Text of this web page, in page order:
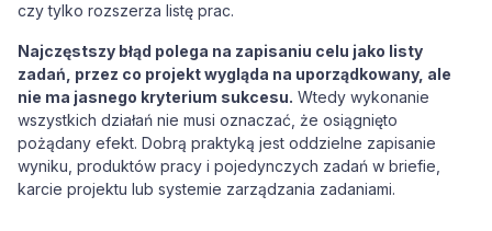
czy tylko rozszerza listę prac.
Najczęstszy błąd polega na zapisaniu celu jako listy
zadań, przez co projekt wygląda na uporządkowany, ale
nie ma jasnego kryterium sukcesu. Wtedy wykonanie
wszystkich działań nie musi oznaczać, że osiągnięto
pożądany efekt. Dobrą praktyką jest oddzielne zapisanie
wyniku, produktów pracy i pojedynczych zadań w briefie,
karcie projektu lub systemie zarządzania zadaniami.